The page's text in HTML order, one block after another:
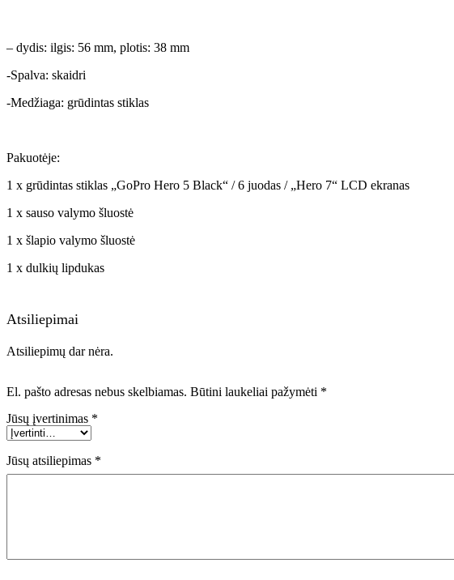
– dydis: ilgis: 56 mm, plotis: 38 mm
-Spalva: skaidri
-Medžiaga: grūdintas stiklas
Pakuotėje:
1 x grūdintas stiklas „GoPro Hero 5 Black“ / 6 juodas / „Hero 7“ LCD ekranas
1 x sauso valymo šluostė
1 x šlapio valymo šluostė
1 x dulkių lipdukas
Atsiliepimai
Atsiliepimų dar nėra.
El. pašto adresas nebus skelbiamas. Būtini laukeliai pažymėti *
Jūsų įvertinimas *
Jūsų atsiliepimas *